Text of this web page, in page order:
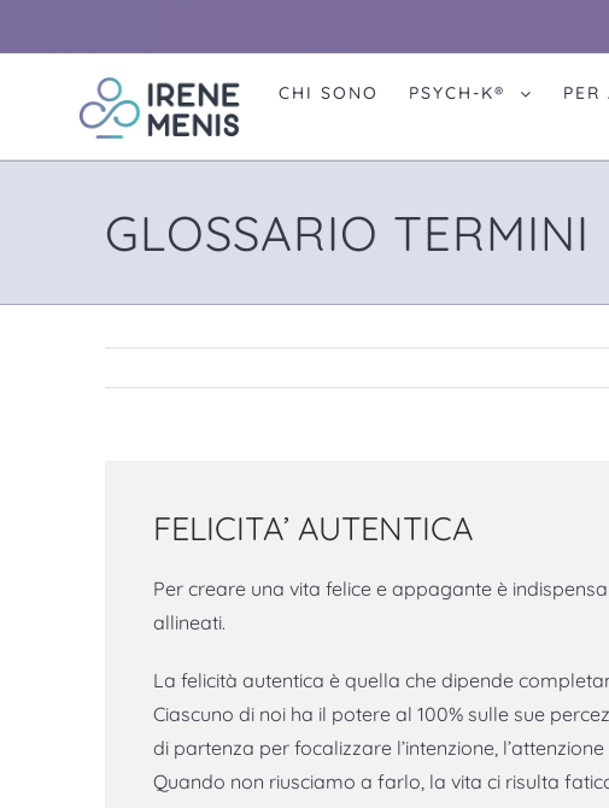
to
CHI SONO PSYCH-K® PER
GLOSSARIO TERMINI
FELICITA’ AUTENTICA
Per creare una vita felice e appagante è
allineati.
La felicità autentica è quella che dipende
Ciascuno di noi ha il potere al 100% sulle sue
di partenza per focalizzare l’intenzione,
Quando non riusciamo a farlo, la vita ci risulta